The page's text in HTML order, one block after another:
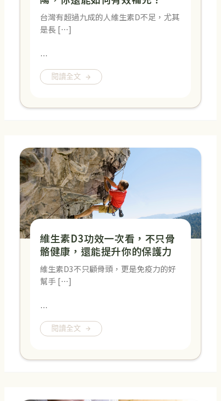
台灣有超過九成的人維生素D不足，尤其
是長 […]
…
閱讀全文
維生素D3功效一次看，不只骨
骼健康，還能提升你的保護力
維生素D3不只顧骨頭，更是免疫力的好
幫手 […]
…
閱讀全文